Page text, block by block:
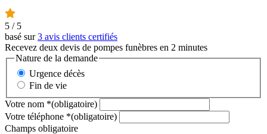
5 / 5
basé sur3 avis clients certifiés
Recevez deux devis de pompes funèbres en 2 minutes
Nature de la demande
Urgence décès
Fin de vie
Votre nom *(obligatoire)
Votre téléphone *(obligatoire)
Champs obligatoire